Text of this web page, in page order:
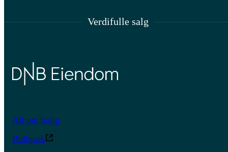
Verdifulle salg
Alt om bolig
Boligsøk